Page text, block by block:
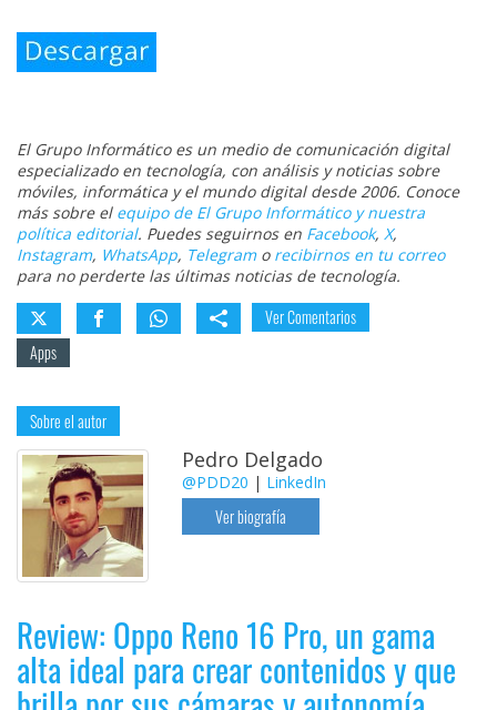
El Grupo Informático es un medio de comunicación digital
especializado en tecnología, con análisis y noticias sobre
móviles, informática y el mundo digital desde 2006. Conoce
más sobre el equipo de El Grupo Informático y nuestra
política editorial. Puedes seguirnos en Facebook, X,
Instagram, WhatsApp, Telegramo recibirnos en tu correo
para no perderte las últimas noticias de tecnología.
Ver Comentarios
Apps
Sobre el autor
Pedro Delgado
@PDD20 | LinkedIn
Ver biografía
Review: Oppo Reno 16 Pro, un gama
alta ideal para crear contenidos y que